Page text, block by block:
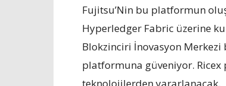
Fujitsu’Nin bu platformun
Hyperledger Fabric üzerine
Blokzinciri İnovasyon Merkezi
platformuna güveniyor.